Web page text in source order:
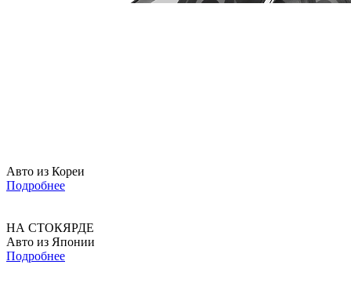
Авто из Кореи
Подробнее
НА СТОКЯРДЕ
Авто из Японии
Подробнее